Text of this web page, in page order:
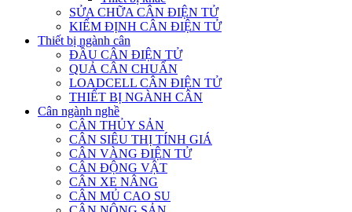
SỬA CHỮA CÂN ĐIỆN TỬ
KIỂM ĐỊNH CÂN ĐIỆN TỬ
Thiết bị ngành cân
ĐẦU CÂN ĐIỆN TỬ
QUẢ CÂN CHUẨN
LOADCELL CÂN ĐIỆN TỬ
THIẾT BỊ NGÀNH CÂN
Cân ngành nghề
CÂN THỦY SẢN
CÂN SIÊU THỊ TÍNH GIÁ
CÂN VÀNG ĐIỆN TỬ
CÂN ĐỘNG VẬT
CÂN XE NÂNG
CÂN MỦ CAO SU